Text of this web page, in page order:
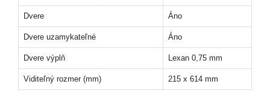
Dvere Áno
Dvere uzamykateľné Áno
Dvere výplň Lexan 0,75 mm
Viditeľný rozmer (mm) 215 x 614 mm